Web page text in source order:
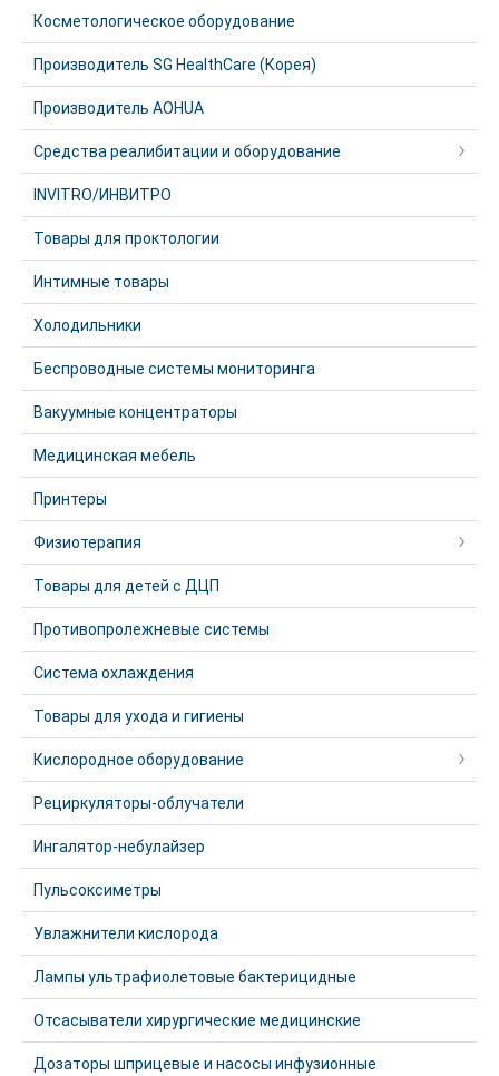
Косметологическое оборудование
Производитель SG HealthCare (Корея)
Производитель AOHUA
Средства реалибитации и оборудование
INVITRO/ИНВИТРО
Товары для проктологии
Интимные товары
Холодильники
Беспроводные системы мониторинга
Вакуумные концентраторы
Медицинская мебель
Принтеры
Физиотерапия
Товары для детей с ДЦП
Противопролежневые системы
Система охлаждения
Товары для ухода и гигиены
Кислородное оборудование
Рециркуляторы-облучатели
Ингалятор-небулайзер
Пульсоксиметры
Увлажнители кислорода
Лампы ультрафиолетовые бактерицидные
Отсасыватели хирургические медицинские
Дозаторы шприцевые и насосы инфузионные